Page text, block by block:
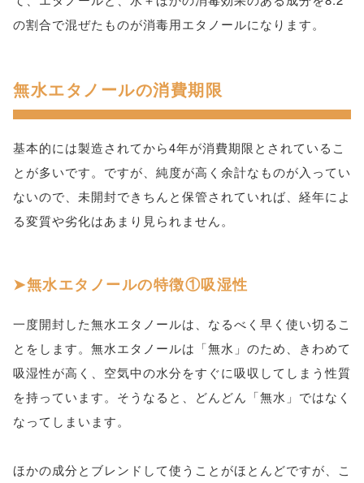
の割合で混ぜたものが消毒用エタノールになります。
無水エタノールの消費期限
基本的には製造されてから4年が消費期限とされているこ
とが多いです。ですが、純度が高く余計なものが入ってい
ないので、未開封できちんと保管されていれば、経年によ
る変質や劣化はあまり見られません。
無水エタノールの特徴①吸湿性
一度開封した無水エタノールは、なるべく早く使い切るこ
とをします。無水エタノールは「無水」のため、きわめて
吸湿性が高く、空気中の水分をすぐに吸収してしまう性質
を持っています。そうなると、どんどん「無水」ではなく
なってしまいます。
ほかの成分とブレンドして使うことがほとんどですが、こ